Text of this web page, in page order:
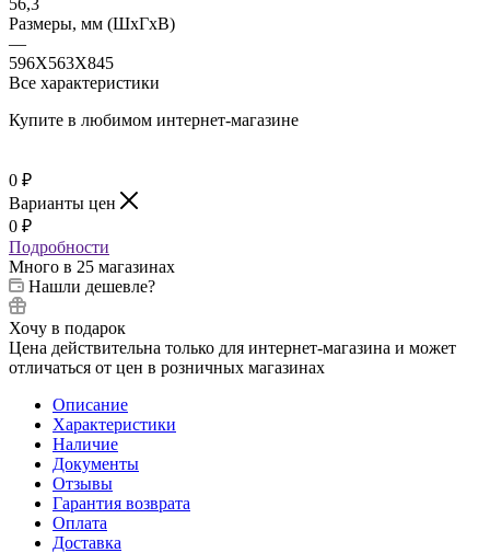
Размеры, мм (ШхГхВ)
—
596Х563Х845
Все характеристики
Купите в любимом интернет-магазине
0 ₽
Варианты цен
0 ₽
Подробности
Много в 25 магазинах
Нашли дешевле?
Хочу в подарок
Цена действительна только для интернет-магазина и может
отличаться от цен в розничных магазинах
Описание
Характеристики
Наличие
Документы
Отзывы
Гарантия возврата
Оплата
Доставка